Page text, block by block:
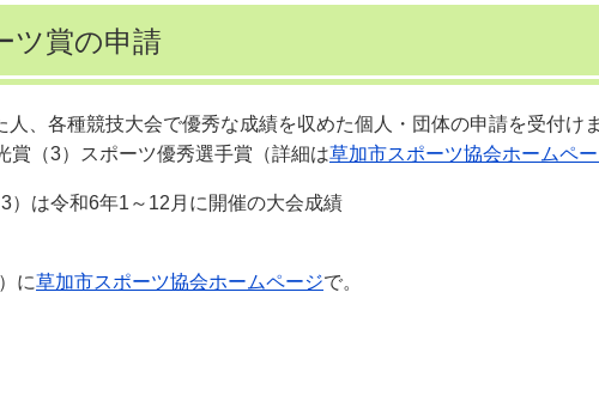
ツ賞の申請
、各種競技大会で優秀な成績を収めた個人・団体の申請を受付け
賞（3）スポーツ優秀選手賞（詳細は草加市スポーツ協会ホームペ
）は令和6年1～12月に開催の大会成績
に草加市スポーツ協会ホームページで。